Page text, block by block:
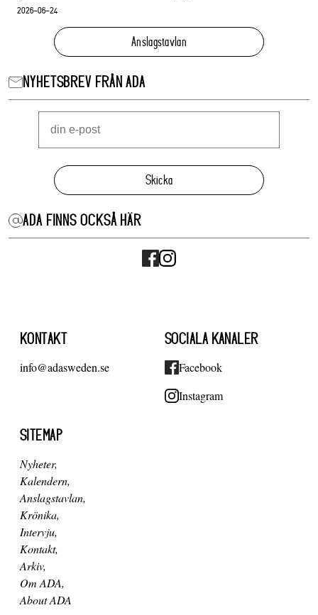
2026-06-24
Anslagstavlan
NYHETSBREV FRÅN ADA
Skicka
ADA FINNS OCKSÅ HÄR
KONTAKT
info@adasweden.se
SOCIALA KANALER
Facebook
Instagram
SITEMAP
Nyheter
Kalendern
Anslagstavlan
Krönika
Intervju
Kontakt
Arkiv
Om ADA
About ADA